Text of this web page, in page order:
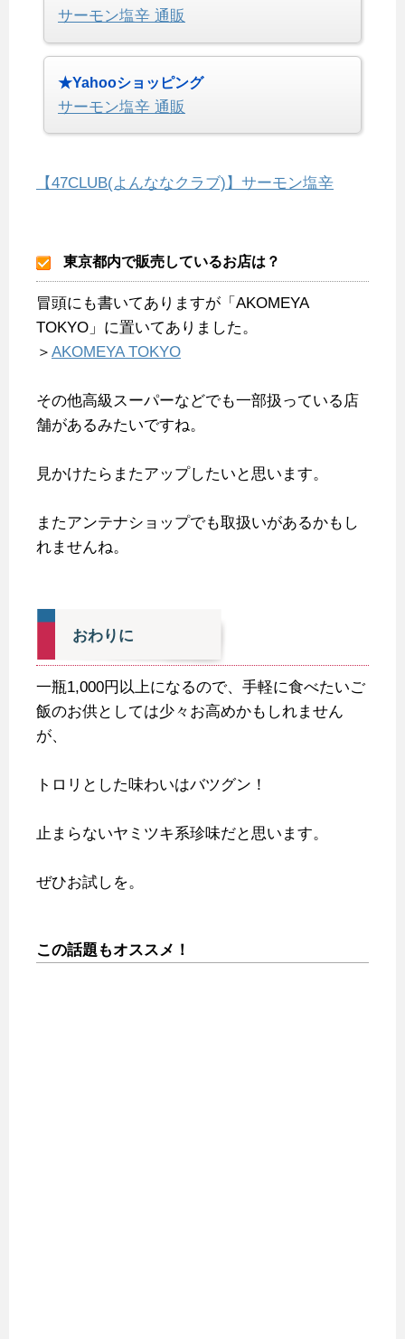
サーモン塩辛 通販
★Yahooショッピング
サーモン塩辛 通販
【47CLUB(よんななクラブ)】サーモン塩辛
東京都内で販売しているお店は？
冒頭にも書いてありますが「AKOMEYA
TOKYO」に置いてありました。
＞ AKOMEYA TOKYO
その他高級スーパーなどでも一部扱っている店
舗があるみたいですね。
見かけたらまたアップしたいと思います。
またアンテナショップでも取扱いがあるかもし
れませんね。
おわりに
一瓶1,000円以上になるので、手軽に食べたいご
飯のお供としては少々お高めかもしれません
が、
トロリとした味わいはバツグン！
止まらないヤミツキ系珍味だと思います。
ぜひお試しを。
この話題もオススメ！